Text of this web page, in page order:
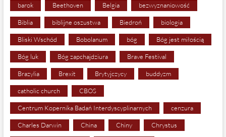
barok Beethoven Belgia bezwyznaniowość
Biblia biblijne oszustwa Biedroń biologia
Bliski Wschód Bobolanum bóg Bóg jest miłością
Bóg luk Bóg zapchajdziura Brave Festival
Brazylia Brexit Brytyjczycy buddyzm
catholic church CBOS
Centrum Kopernika Badań Interdyscyplinarnych cenzura
Charles Darwin China Chiny Chrystus